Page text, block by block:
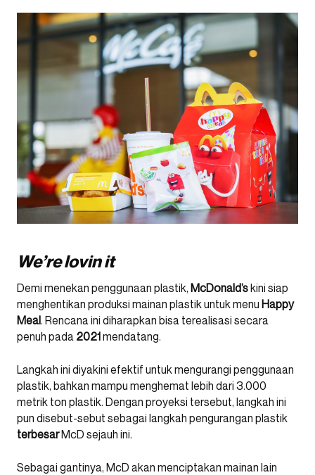
We’re lovin it
Demi menekan penggunaan plastik, McDonald’skini siap
menghentikan produksi mainan plastik untuk menu Happy
Meal. Rencana ini diharapkan bisa terealisasi secara
penuh pada 2021mendatang.
Langkah ini diyakini efektif untuk mengurangi penggunaan
plastik, bahkan mampu menghemat lebih dari 3.000
metrik ton plastik. Dengan proyeksi tersebut, langkah ini
pun disebut-sebut sebagai langkah pengurangan plastik
terbesarMcD sejauh ini.
Sebagai gantinya, McD akan menciptakan mainan lain